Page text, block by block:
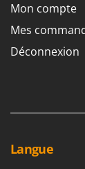
Mon compte
Mes
Déconnexion
Langue